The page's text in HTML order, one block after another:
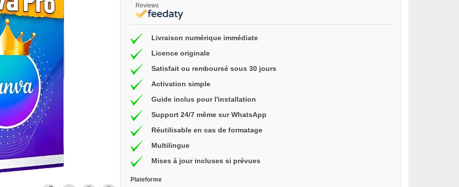
Reviews
Livraison numérique immédiate
Licence originale
Satisfait ou remboursé sous 30 jours
Activation simple
Guide inclus pour l'installation
Support 24/7 même sur WhatsApp
Réutilisable en cas de formatage
Multilingue
Mises à jour incluses si prévues
Plateforme